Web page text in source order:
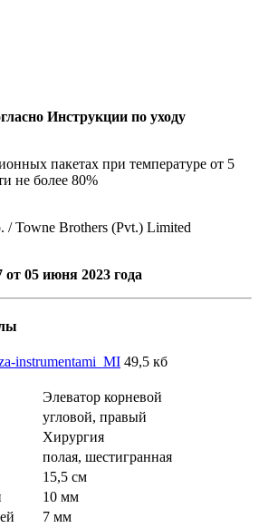
Инструкции по уходу
пакетах при температуре от 5
не более 80%
/ Towne Brothers (Pvt.) Limited
05 июня 2023 года
instrumentami_MI 49,5 кб
Элеватор корневой
угловой, правый
Хирургия
полая, шестигранная
15,5 см
10 мм
7 мм